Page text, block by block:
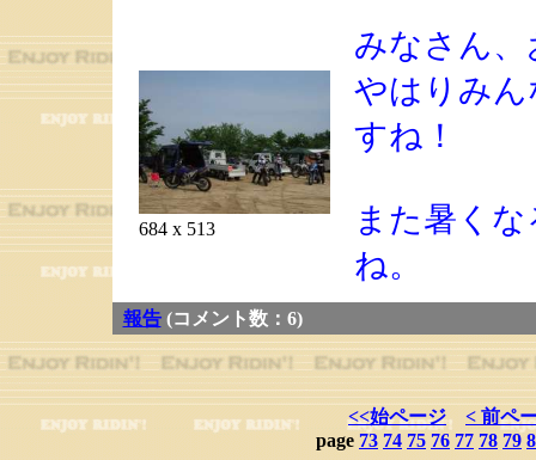
684 x 513
みなさん
やはりみ
すね！
また暑く
ね。
報告(コメント数：6)
<<始ページ
< 前ペ
page 73 74 75 76 77 78 79